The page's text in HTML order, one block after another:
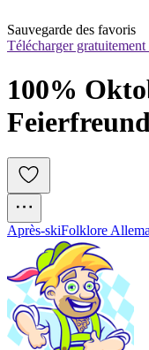
Sauvegarde des favoris
Télécharger
100%
Feierfreund
Après-skiFolklore